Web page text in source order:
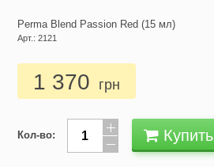
Perma Blend Passion Red (15 мл)
Арт.: 2121
1 370 грн
Кол-во: Купить